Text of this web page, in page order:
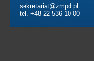
sekretariat@zmpd.pl
tel. +48 22 536 10 00